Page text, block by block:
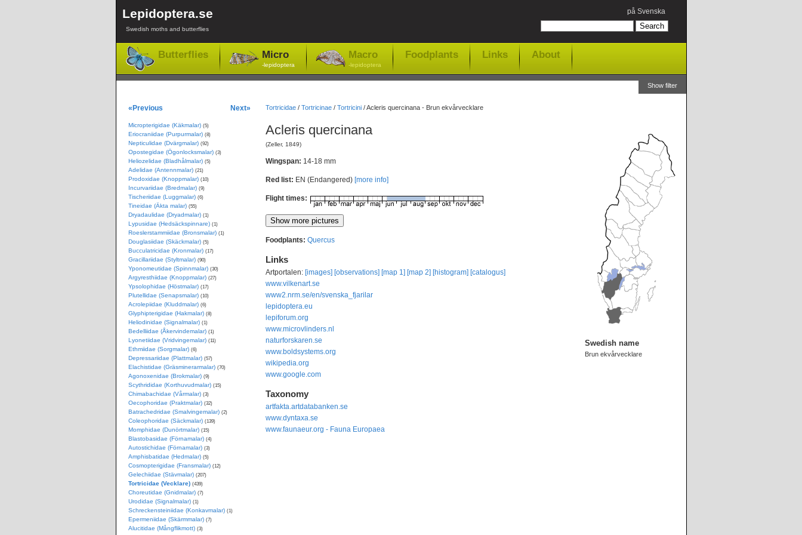
Lepidoptera.se
Swedish moths and butterflies
på Svenska
Butterflies Micro
-lepidoptera
Macro
-lepidoptera
Foodplants Links About
Show filter
Tortricidae/ Tortricinae/ Tortricini/Acleris quercinana - Brun ekvårvecklare
Acleris quercinana
(Zeller, 1849)
Wingspan: 14-18 mm
Red list: EN (Endangered) [more info]
Flight times:
Foodplants: Quercus
Links
Artportalen: [images] [observations] [map 1] [map 2] [histogram] [catalogus]
www.vilkenart.se
www2.nrm.se/en/svenska_fjarilar
lepidoptera.eu
lepiforum.org
www.microvlinders.nl
naturforskaren.se
www.boldsystems.org
wikipedia.org
www.google.com
Taxonomy
artfakta.artdatabanken.se
www.dyntaxa.se
www.faunaeur.org - Fauna Europaea
Swedish name
Brun ekvårvecklare
«Previous Next»
Micropterigidae (Käkmalar) (5)
Eriocraniidae (Purpurmalar) (8)
Nepticulidae (Dvärgmalar) (92)
Opostegidae (Ögonlocksmalar) (3)
Heliozelidae (Bladhålmalar) (5)
Adelidae (Antennmalar) (21)
Prodoxidae (Knoppmalar) (10)
Incurvariidae (Bredmalar) (9)
Tischeriidae (Luggmalar) (6)
Tineidae (Äkta malar) (55)
Dryadaulidae (Dryadmalar) (1)
Lypusidae (Hedsäckspinnare) (1)
Roeslerstammiidae (Bronsmalar) (1)
Douglasiidae (Skäckmalar) (5)
Bucculatricidae (Kronmalar) (17)
Gracillariidae (Styltmalar) (90)
Yponomeutidae (Spinnmalar) (30)
Argyresthiidae (Knoppmalar) (27)
Ypsolophidae (Höstmalar) (17)
Plutellidae (Senapsmalar) (10)
Acrolepiidae (Kluddmalar) (6)
Glyphipterigidae (Hakmalar) (8)
Heliodinidae (Signalmalar) (1)
Bedelliidae (Åkervindemalar) (1)
Lyonetiidae (Vridvingemalar) (11)
Ethmiidae (Sorgmalar) (6)
Depressariidae (Plattmalar) (57)
Elachistidae (Gräsminerarmalar) (70)
Agonoxenidae (Brokmalar) (9)
Scythrididae (Korthuvudmalar) (15)
Chimabachidae (Vårmalar) (3)
Oecophoridae (Praktmalar) (32)
Batrachedridae (Smalvingemalar) (2)
Coleophoridae (Säckmalar) (139)
Momphidae (Dunörtmalar) (15)
Blastobasidae (Förnamalar) (4)
Autostichidae (Förnamalar) (3)
Amphisbatidae (Hedmalar) (5)
Cosmopterigidae (Fransmalar) (12)
Gelechiidae (Stävmalar) (207)
Tortricidae (Vecklare) (439)
Choreutidae (Gnidmalar) (7)
Urodidae (Signalmalar) (1)
Schreckensteiniidae (Konkavmalar) (1)
Epermeniidae (Skärmmalar) (7)
Alucitidae (Mångflikmott) (3)